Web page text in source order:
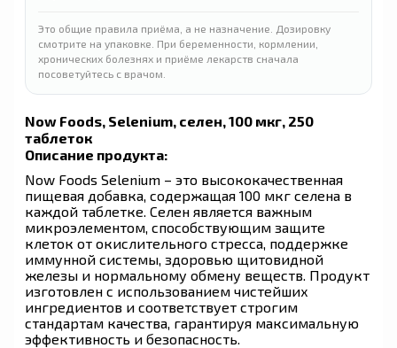
Это общие правила приёма, а не назначение. Дозировку
смотрите на упаковке. При беременности, кормлении,
хронических болезнях и приёме лекарств сначала
посоветуйтесь с врачом.
Now Foods, Selenium, селен, 100 мкг, 250
таблеток
Описание продукта:
Now Foods Selenium – это высококачественная
пищевая добавка, содержащая 100 мкг селена в
каждой таблетке. Селен является важным
микроэлементом, способствующим защите
клеток от окислительного стресса, поддержке
иммунной системы, здоровью щитовидной
железы и нормальному обмену веществ. Продукт
изготовлен с использованием чистейших
ингредиентов и соответствует строгим
стандартам качества, гарантируя максимальную
эффективность и безопасность.